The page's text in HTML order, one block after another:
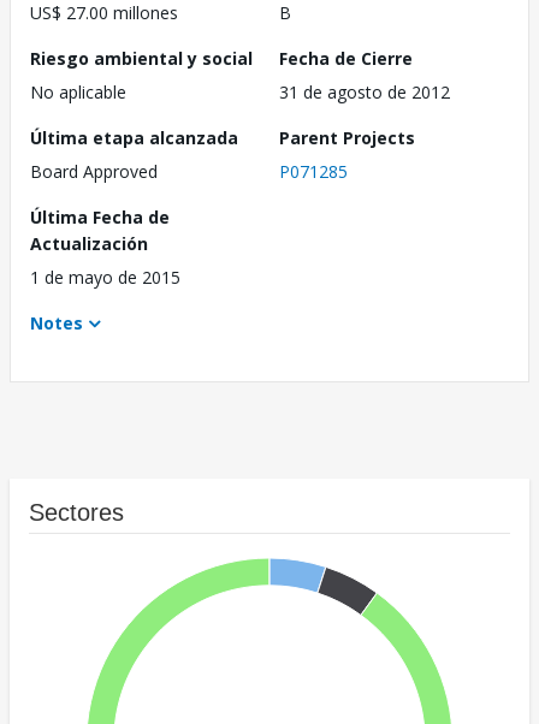
US$ 27.00 millones
B
Riesgo ambiental y social
No aplicable
Fecha de Cierre
31 de agosto de 2012
Última etapa alcanzada
Board Approved
Parent Projects
P071285
Última Fecha de
Actualización
1 de mayo de 2015
Notes
Sectores